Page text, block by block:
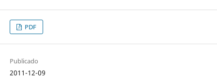
PDF
Publicado
2011-12-09